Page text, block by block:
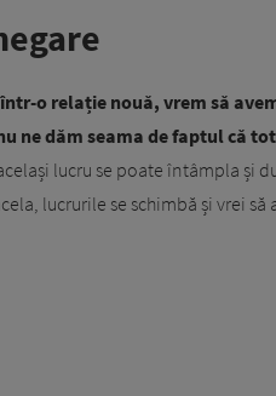
o relație nouă, vrem să
ne dăm seama de faptul că
lucru se poate întâmpla și
lucrurile se schimbă și vrei să